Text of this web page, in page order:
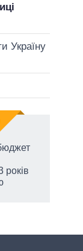
Україну
років